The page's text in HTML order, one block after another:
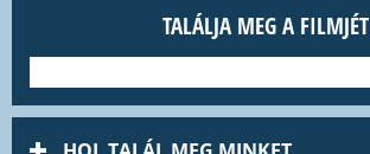
TALÁLJA MEG A FILMJÉT